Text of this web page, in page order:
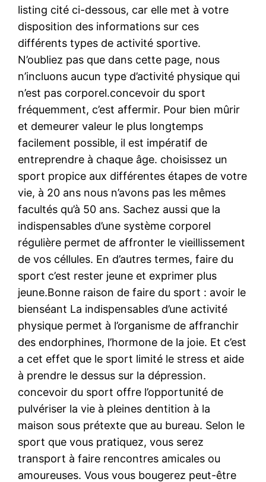
listing cité ci-dessous, car elle met à votre
disposition des informations sur ces
différents types de activité sportive.
N’oubliez pas que dans cette page, nous
n’incluons aucun type d’activité physique qui
n’est pas corporel.concevoir du sport
fréquemment, c’est affermir. Pour bien mûrir
et demeurer valeur le plus longtemps
facilement possible, il est impératif de
entreprendre à chaque âge. choisissez un
sport propice aux différentes étapes de votre
vie, à 20 ans nous n’avons pas les mêmes
facultés qu’à 50 ans. Sachez aussi que la
indispensables d’une système corporel
régulière permet de affronter le vieillissement
de vos céllules. En d’autres termes, faire du
sport c’est rester jeune et exprimer plus
jeune.Bonne raison de faire du sport : avoir le
bienséant La indispensables d’une activité
physique permet à l’organisme de affranchir
des endorphines, l’hormone de la joie. Et c’est
a cet effet que le sport limité le stress et aide
à prendre le dessus sur la dépression.
concevoir du sport offre l’opportunité de
pulvériser la vie à pleines dentition à la
maison sous prétexte que au bureau. Selon le
sport que vous pratiquez, vous serez
transport à faire rencontres amicales ou
amoureuses. Vous vous bougerez peut-être